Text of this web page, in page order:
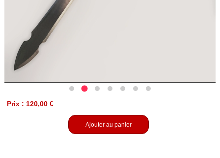
Prix : 120,00 €
Ajouter au panier